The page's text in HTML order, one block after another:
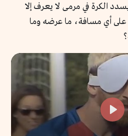
الكرة في مرمى لا يعرف إلا
على أي مسافة، ما عرضه وما
Play